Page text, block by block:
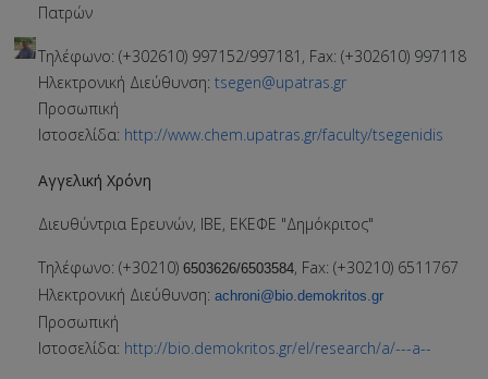
Πατρών
Τηλέφωνο: (+302610) 997152/997181, Fax: (+302610) 997118
Ηλεκτρονική Διεύθυνση: tsegen@upatras.gr
Προσωπική
Ιστοσελίδα: http://www.chem.upatras.gr/faculty/tsegenidis
Αγγελική Χρόνη
Διευθύντρια Ερευνών, ΙΒΕ, ΕΚΕΦΕ "Δημόκριτος"
Τηλέφωνο: (+30210) 6503626/6503584, Fax: (+30210) 6511767
Ηλεκτρονική Διεύθυνση: achroni@bio.demokritos.gr
Προσωπική
Ιστοσελίδα: http://bio.demokritos.gr/el/research/a/---a--